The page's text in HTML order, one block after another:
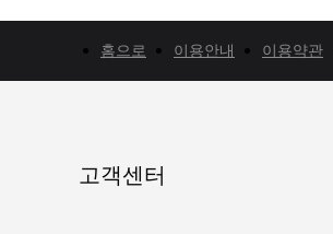
홈으로 이용안내 이용약관
고객센터